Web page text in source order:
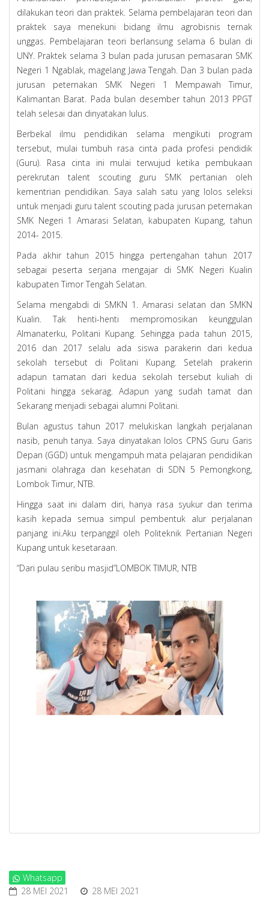
dilakukan teori dan praktek. Selama pembelajaran teori dan
praktek saya menekuni bidang ilmu agrobisnis ternak
unggas. Pembelajaran teori berlansung selama 6 bulan di
UNY. Praktek selama 3 bulan pada jurusan pemasaran SMK
Negeri 1 Ngablak, magelang Jawa Tengah. Dan 3 bulan pada
jurusan peternakan SMK Negeri 1 Mempawah Timur,
Kalimantan Barat. Pada bulan desember tahun 2013 PPGT
telah selesai dan dinyatakan lulus.
Berbekal ilmu pendidikan selama mengikuti program
tersebut, mulai tumbuh rasa cinta pada profesi pendidik
(Guru). Rasa cinta ini mulai terwujud ketika pembukaan
perekrutan talent scouting guru SMK pertanian oleh
kementrian pendidikan. Saya salah satu yang lolos seleksi
untuk menjadi guru talent scouting pada jurusan peternakan
SMK Negeri 1 Amarasi Selatan, kabupaten Kupang, tahun
2014- 2015.
Pada akhir tahun 2015 hingga pertengahan tahun 2017
sebagai peserta serjana mengajar di SMK Negeri Kualin
kabupaten Timor Tengah Selatan.
Selama mengabdi di SMKN 1. Amarasi selatan dan SMKN
Kualin. Tak henti-henti mempromosikan keunggulan
Almanaterku, Politani Kupang. Sehingga pada tahun 2015,
2016 dan 2017 selalu ada siswa parakerin dari kedua
sekolah tersebut di Politani Kupang. Setelah prakerin
adapun tamatan dari kedua sekolah tersebut kuliah di
Politani hingga sekarag. Adapun yang sudah tamat dan
Sekarang menjadi sebagai alumni Politani.
Bulan agustus tahun 2017 melukiskan langkah perjalanan
nasib, penuh tanya. Saya dinyatakan lolos CPNS Guru Garis
Depan (GGD) untuk mengampuh mata pelajaran pendidikan
jasmani olahraga dan kesehatan di SDN 5 Pemongkong,
Lombok Timur, NTB.
Hingga saat ini dalam diri, hanya rasa syukur dan terima
kasih kepada semua simpul pembentuk alur perjalanan
panjang ini.Aku terpanggil oleh Politeknik Pertanian Negeri
Kupang untuk kesetaraan.
“Dari pulau seribu masjid”LOMBOK TIMUR, NTB
Whatsapp
28 MEI 2021
28 MEI 2021